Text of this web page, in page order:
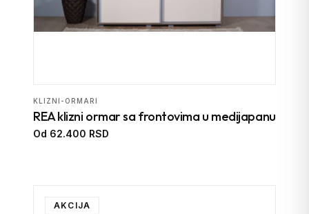
KLIZNI-ORMARI
REA klizni ormar sa frontovima u medijapanu
Od 62.400 RSD
AKCIJA